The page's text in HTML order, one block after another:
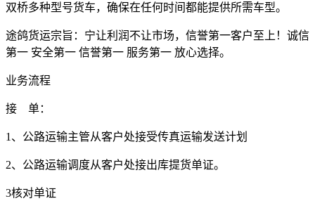
双桥多种型号货车，确保在任何时间都能提供所需车型。
途鸽货运宗旨：宁让利润不让市场，信誉第一客户至上！诚信
第一 安全第一 信誉第一 服务第一 放心选择。
业务流程
接 单：
1 、公路运输主管从客户处接受传真运输发送计划
2、公路运输调度从客户处接出库提货单证。
3核对单证